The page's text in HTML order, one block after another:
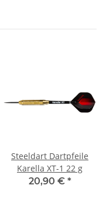
Steeldart Dartpfeile
Karella XT-1 22 g
20,90 € *